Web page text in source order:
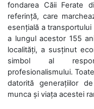
fondarea Căii Ferate
referință, care
esențială a
a lungul acestor 155
localități, a susținut
simbol al
profesionalismului.
datorită generațiilor
munca și viața acestei